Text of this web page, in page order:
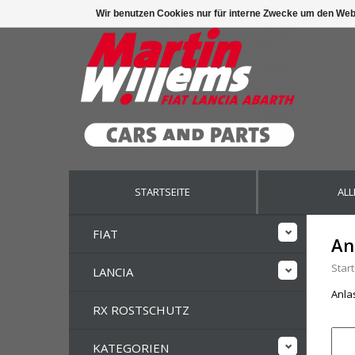
STARTSEITE
FIAT
LANCIA
RX ROSTSCHUTZ
KATEGORIEN
Wir benutzen Cookies nur für interne Zwecke um den